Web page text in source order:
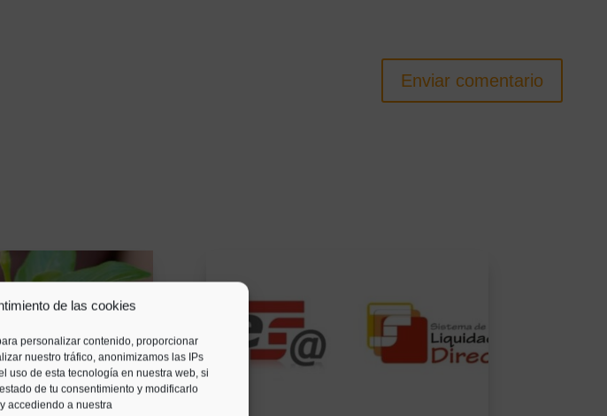
de las cookies
personalizar contenido, proporcionar
nuestro tráfico, anonimizamos las IPs
uso de esta tecnología en nuestra web, si
de tu consentimiento y modificarlo
accediendo a nuestra
Enviar comentario